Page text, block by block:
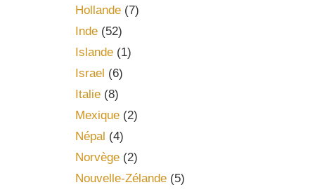
Hollande(7)
Inde(52)
Islande(1)
Israel (6)
Italie(8)
Mexique(2)
Népal (4)
Norvège(2)
Nouvelle-Zélande(5)